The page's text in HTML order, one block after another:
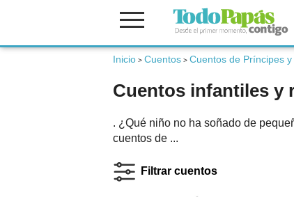
Inicio > Cuentos > Cuentos de Príncipes
Cuentos infantiles y
. ¿Qué niño no ha soñado de
cuentos de ...
Filtrar cuentos